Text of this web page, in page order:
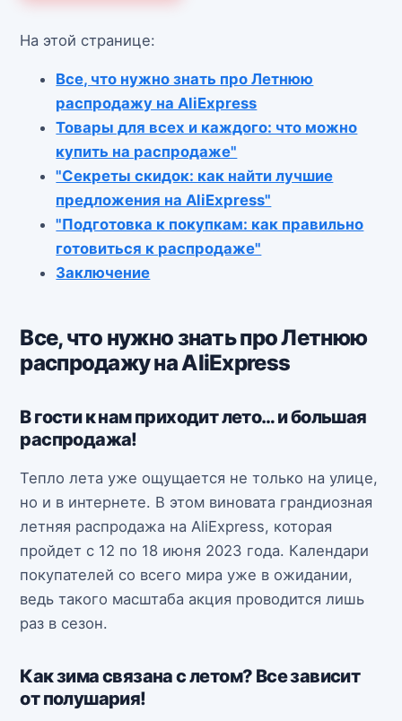
На этой странице:
Все, что нужно знать про Летнюю
распродажу на AliExpress
Товары для всех и каждого: что можно
купить на распродаже"
"Секреты скидок: как найти лучшие
предложения на AliExpress"
"Подготовка к покупкам: как правильно
готовиться к распродаже"
Заключение
Все, что нужно знать про Летнюю
распродажу на AliExpress
В гости к нам приходит лето… и большая
распродажа!
Тепло лета уже ощущается не только на улице,
но и в интернете. В этом виновата грандиозная
летняя распродажа на AliExpress, которая
пройдет с 12 по 18 июня 2023 года. Календари
покупателей со всего мира уже в ожидании,
ведь такого масштаба акция проводится лишь
раз в сезон.
Как зима связана с летом? Все зависит
от полушария!